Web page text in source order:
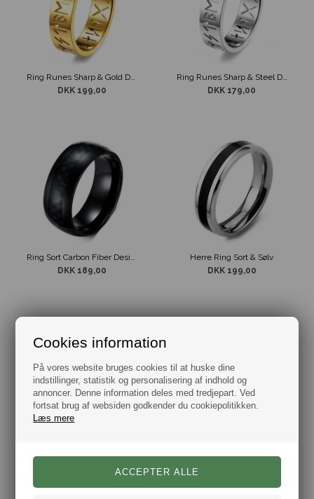
Cookies information
På vores website bruges cookies til at huske dine
indstillinger, statistik og personalisering af indhold og
annoncer. Denne information deles med tredjepart. Ved
fortsat brug af websiden godkender du cookiepolitikken.
Læs mere
Ring Runes Sharp & Gold Design
DKK 199,00
Ring Runes Sharp & Steel Design
DKK 179,00
DKK 189,00
Herre Ring Sort & Sølv
DKK 199,00